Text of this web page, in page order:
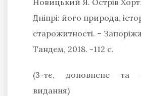
Новицький Я. Острів
Дніпрі: його природа,
старожитності. –
Тандем, 2018. -112 с.
(3-тє, доповнене та
видання)